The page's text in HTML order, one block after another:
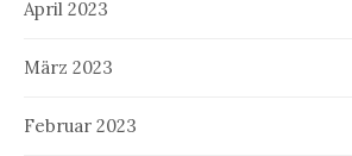
April 2023
März 2023
Februar 2023